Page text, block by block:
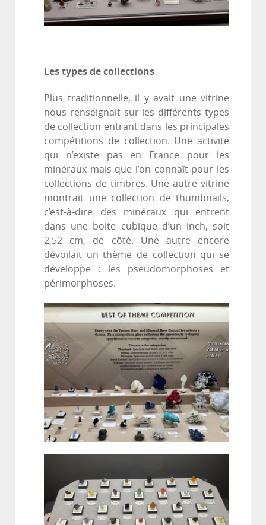
Les types de collections
Plus traditionnelle, il y avait une vitrine
nous renseignait sur les différents types
de collection entrant dans les principales
compétitions de collection. Une activité
qui n’existe pas en France pour les
minéraux mais que l’on connaît pour les
collections de timbres. Une autre vitrine
montrait une collection de thumbnails,
c’est-à-dire des minéraux qui entrent
dans une boite cubique d’un inch, soit
2,52 cm, de côté. Une autre encore
dévoilait un thème de collection qui se
développe : les pseudomorphoses et
périmorphoses.